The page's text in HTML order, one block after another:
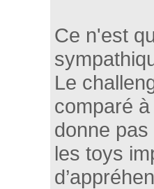
Ce n'est
Le
comparé
donne
les toys